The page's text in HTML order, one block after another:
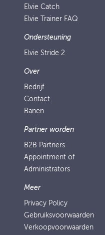
Elvie Catch
Elvie Trainer FAQ
Ondersteuning
Elvie Stride 2
Over
Bedrijf
Contact
Banen
Partner worden
B2B Partners
Appointment of
Administrators
Meer
Privacy Policy
Gebruiksvoorwaarden
Verkoopvoorwaarden